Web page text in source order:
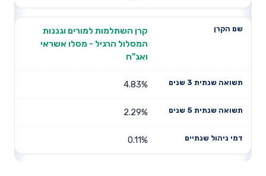
קרן השתלמות למורים וגננות
המסלול הרגיל - מסלו אשראי
ואג"ח
4.83%
2.29%
0.11%